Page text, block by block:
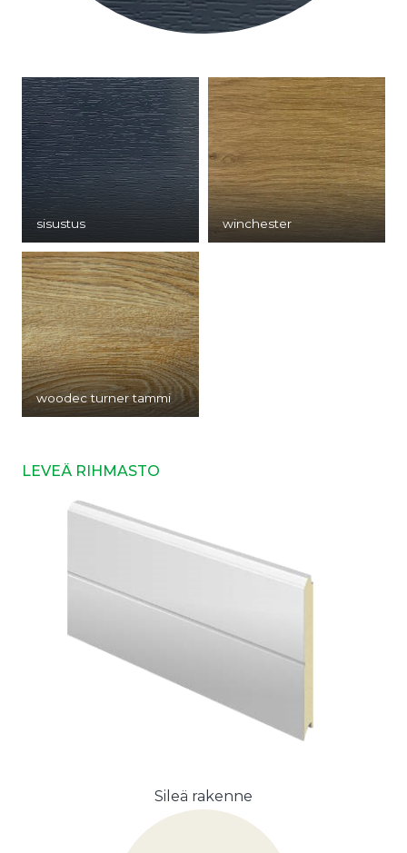
sisustus winchester
woodec turner tammi
LEVEÄ RIHMASTO
Sileä rakenne